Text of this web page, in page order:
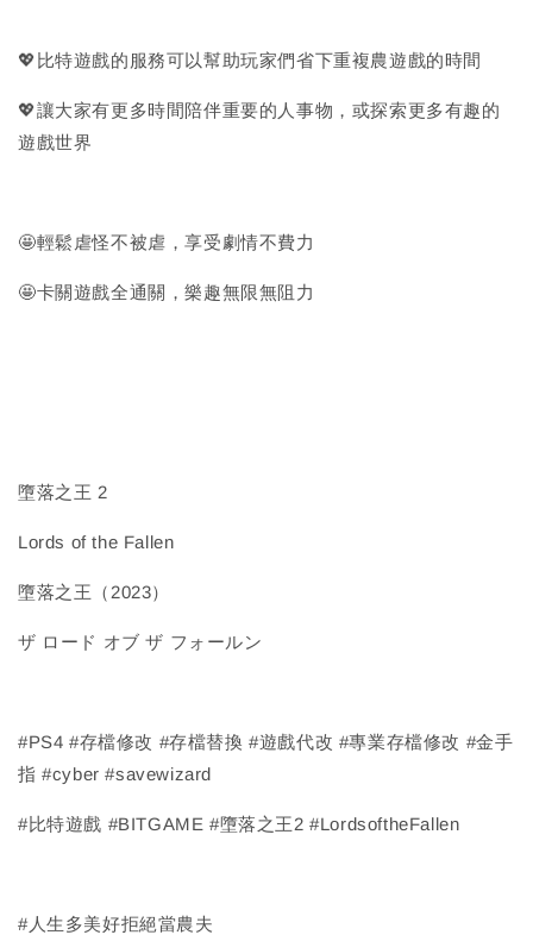
💖比特遊戲的服務可以幫助玩家們省下重複農遊戲的時間
💖讓大家有更多時間陪伴重要的人事物，或探索更多有趣的
遊戲世界
🤩輕鬆虐怪不被虐，享受劇情不費力
🤩卡關遊戲全通關，樂趣無限無阻力
墮落之王 2
Lords of the Fallen
墮落之王（2023）
ザ ロード オブ ザ フォールン
#PS4 #存檔修改 #存檔替換 #遊戲代改 #專業存檔修改 #金手
指 #cyber #savewizard
#比特遊戲 #BITGAME #墮落之王2 #LordsoftheFallen
#人生多美好拒絕當農夫